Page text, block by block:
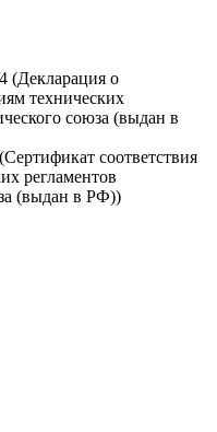
о
технических
союза (выдан в
соответствия
регламентов
(выдан в РФ))